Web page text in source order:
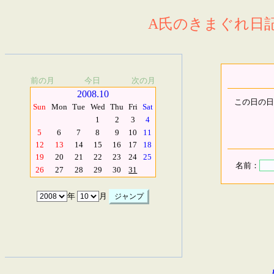
A氏のきまぐれ日
前の月 今日 次の月
2008.10
Sun Mon Tue Wed Thu Fri Sat
1
2 3
4
5
6 7 8 9 10
11
12
13 14 15 16 17
18
19
20 21 22 23 24
25
26
27 28 29 30 31
年 月
この日の
名前：